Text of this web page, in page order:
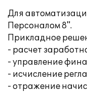
Для
Персоналом 8".
Прикладное
- расчет
- управление
- исчисление
- отражение